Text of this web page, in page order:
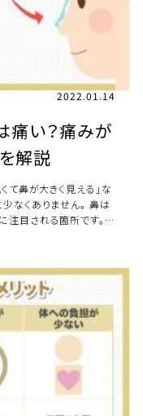
2022.01.14
痛い？痛みが
解説
て鼻が大きく見える」な
なくありません。 鼻は
目される箇所です。